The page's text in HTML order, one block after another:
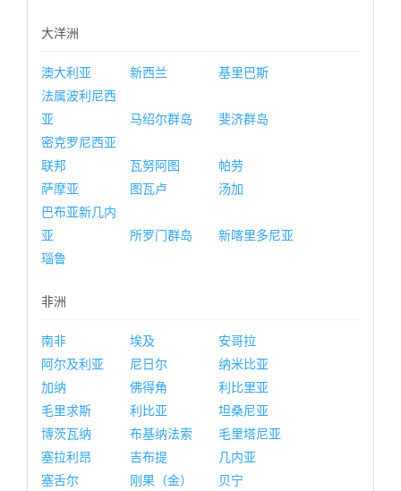
大洋洲
澳大利亚 新西兰
基里巴斯
法属波利尼西
亚
马绍尔群岛
斐济群岛
密克罗尼西亚
联邦
瓦努阿图
帕劳
萨摩亚
图瓦卢
汤加
巴布亚新几内
亚
所罗门群岛
新喀里多尼亚
瑙鲁
非洲
南非 埃及
安哥拉
阿尔及利亚
尼日尔
纳米比亚
加纳
佛得角
利比里亚
毛里求斯
利比亚
坦桑尼亚
博茨瓦纳
布基纳法索
毛里塔尼亚
塞拉利昂
吉布提
几内亚
塞舌尔
刚果（金） 贝宁